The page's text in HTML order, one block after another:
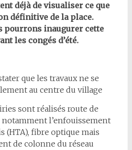
déjà de visualiser ce que
définitive de la place.
pourrons inaugurer cette
les congés d’été.
que les travaux ne se
au centre du village
sont réalisés route de
l’enfouissement
(HTA), fibre optique mais
de colonne du réseau